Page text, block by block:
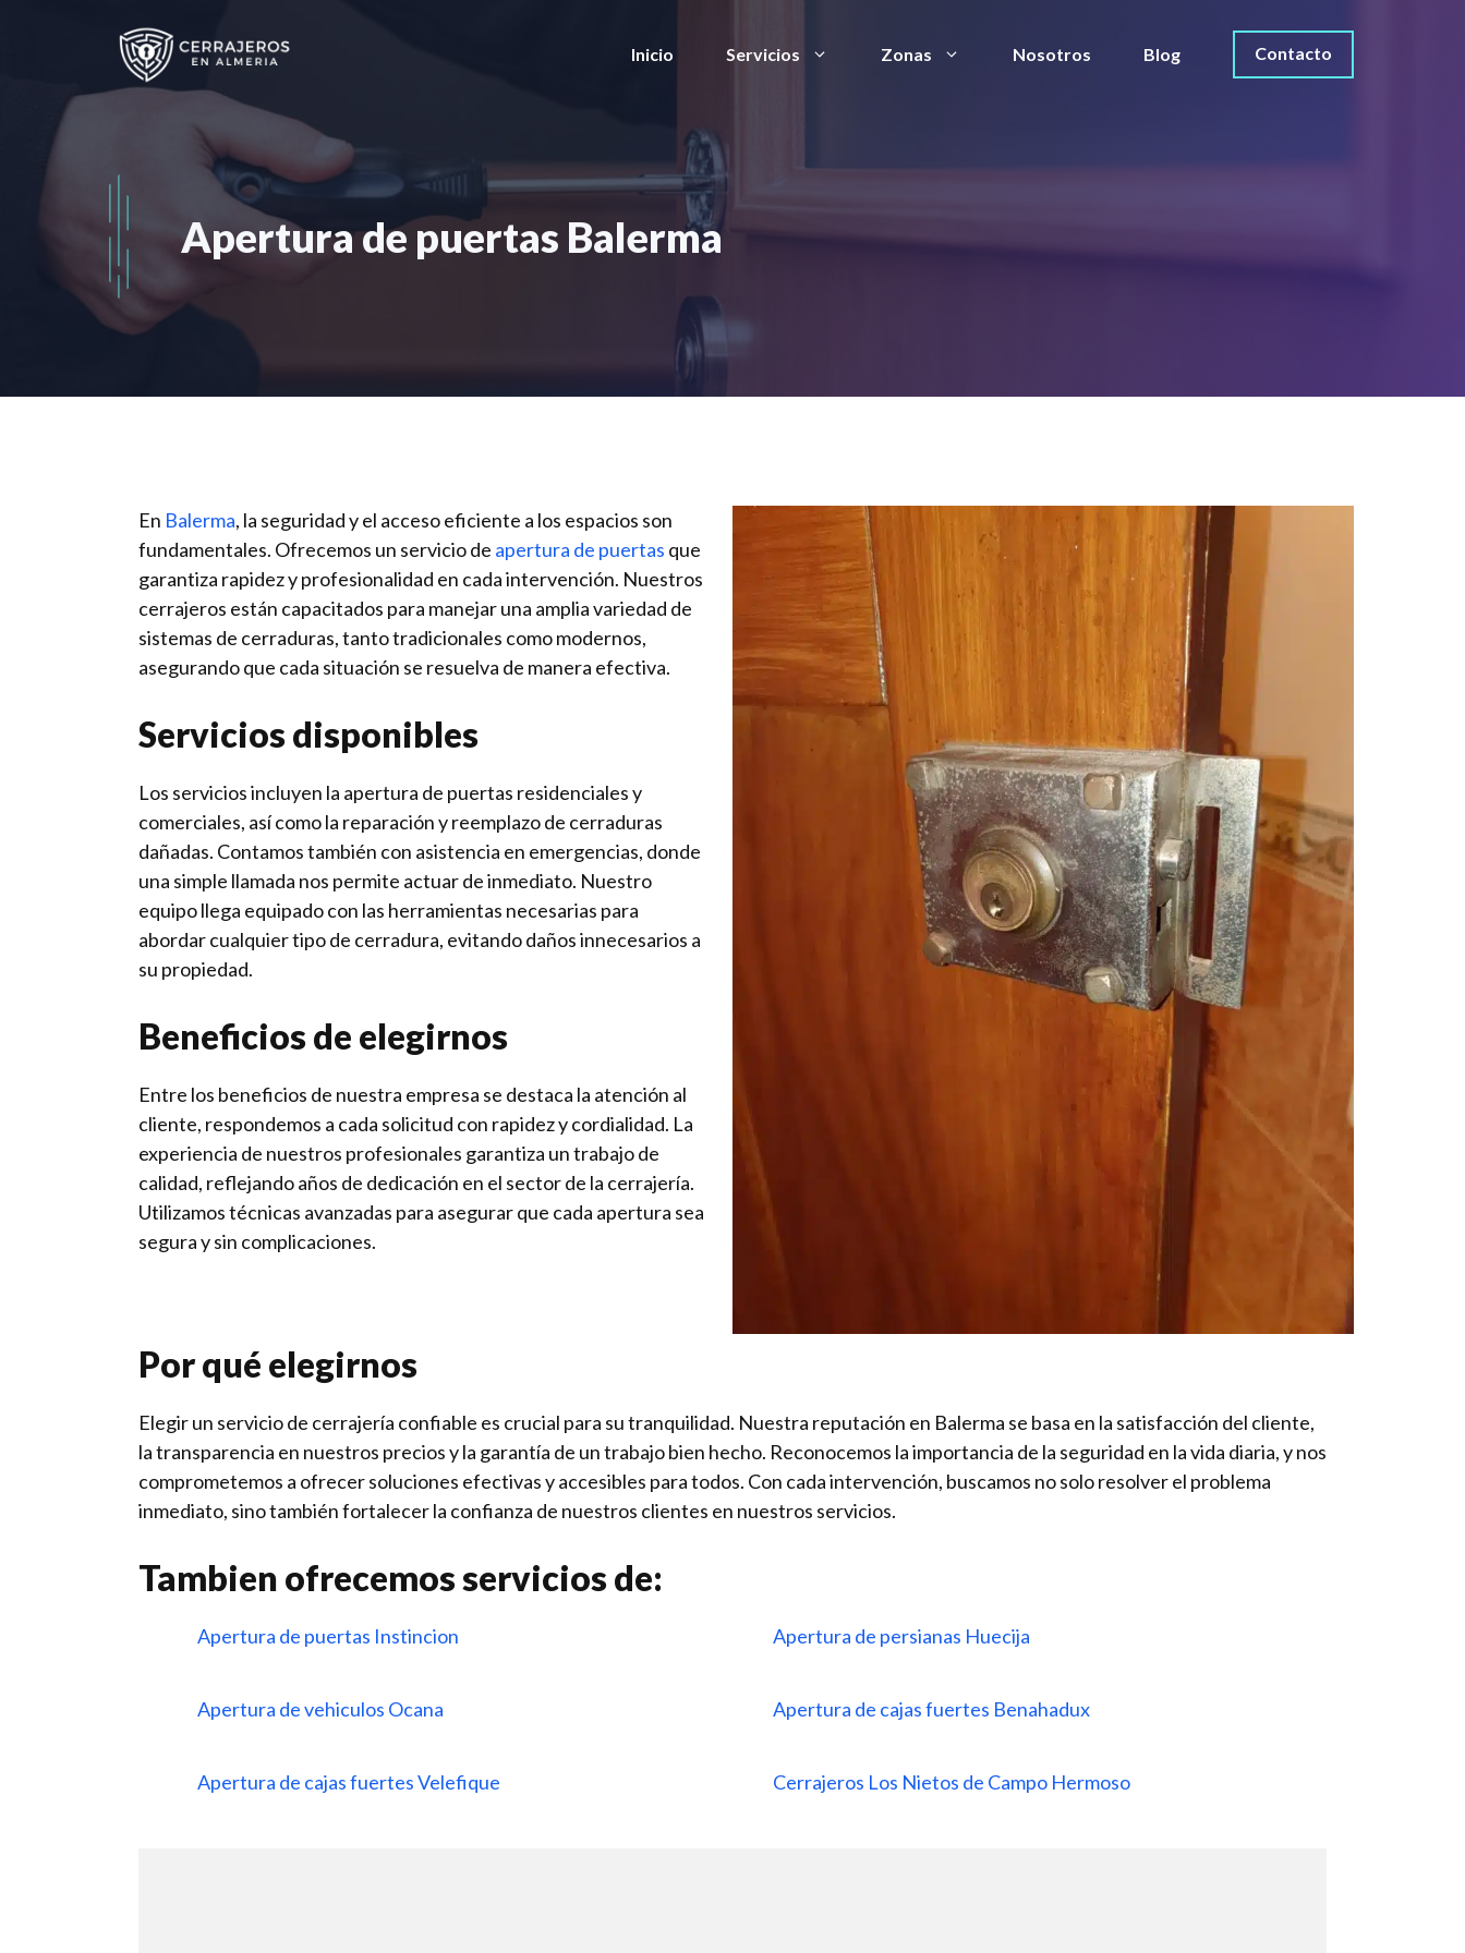
Inicio Servicios Zonas Nosotros Blog Contacto
Apertura de puertas Balerma
En Balerma, la seguridad y el acceso eficiente a los espacios son
fundamentales. Ofrecemos un servicio de apertura de puertas que
garantiza rapidez y profesionalidad en cada intervención. Nuestros
cerrajeros están capacitados para manejar una amplia variedad de
sistemas de cerraduras, tanto tradicionales como modernos,
asegurando que cada situación se resuelva de manera efectiva.
Servicios disponibles
Los servicios incluyen la apertura de puertas residenciales y
comerciales, así como la reparación y reemplazo de cerraduras
dañadas. Contamos también con asistencia en emergencias, donde
una simple llamada nos permite actuar de inmediato. Nuestro
equipo llega equipado con las herramientas necesarias para
abordar cualquier tipo de cerradura, evitando daños innecesarios a
su propiedad.
Beneficios de elegirnos
Entre los beneficios de nuestra empresa se destaca la atención al
cliente, respondemos a cada solicitud con rapidez y cordialidad. La
experiencia de nuestros profesionales garantiza un trabajo de
calidad, reflejando años de dedicación en el sector de la cerrajería.
Utilizamos técnicas avanzadas para asegurar que cada apertura sea
segura y sin complicaciones.
Por qué elegirnos
Elegir un servicio de cerrajería confiable es crucial para su tranquilidad. Nuestra reputación en Balerma se basa en la satisfacción del cliente,
la transparencia en nuestros precios y la garantía de un trabajo bien hecho. Reconocemos la importancia de la seguridad en la vida diaria, y nos
comprometemos a ofrecer soluciones efectivas y accesibles para todos. Con cada intervención, buscamos no solo resolver el problema
inmediato, sino también fortalecer la confianza de nuestros clientes en nuestros servicios.
Tambien ofrecemos servicios de:
Apertura de puertas Instincion Apertura de persianas Huecija
Apertura de vehiculos Ocana Apertura de cajas fuertes Benahadux
Apertura de cajas fuertes Velefique Cerrajeros Los Nietos de Campo Hermoso